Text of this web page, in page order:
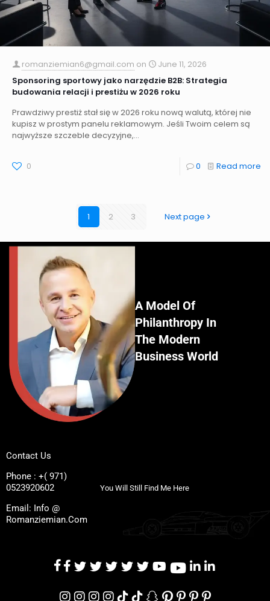
romanziemian6@gmail.com on
June 11, 2026
Sponsoring sportowy jako narzędzie B2B: Strategia
budowania relacji i prestiżu w 2026 roku
Prawdziwy prestiż stał się w 2026 roku nową walutą, której nie
kupisz w prostym panelu reklamowym. Jeśli Twoim celem są
najwyższe szczeble decyzyjne,...
0 0 Read more
1 2 3 Next page
A Model Of
Philanthropy In
The Modern
Business World
Contact Us
Phone : +( 971)
0523920602
Email: Info @
Romanziemian.Com
You Will Still Find Me Here